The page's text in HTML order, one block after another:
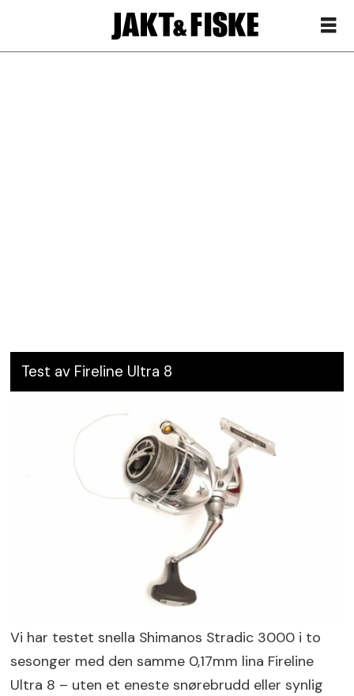
Test av Fireline Ultra 8
Vi har testet snella Shimanos Stradic 3000 i to
sesonger med den samme 0,17mm lina Fireline
Ultra 8 – uten et eneste snørebrudd eller synlig